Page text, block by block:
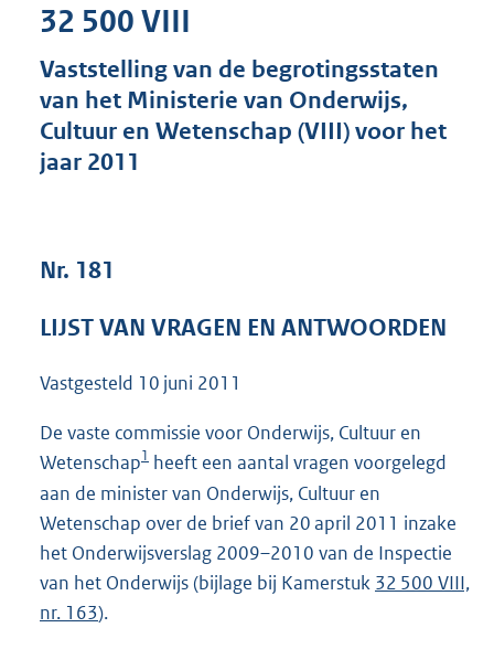
s
g
r
7
32 500 VIII
Vaststelling van de begrotingsstaten
van het Ministerie van Onderwijs,
Cultuur en Wetenschap (VIII) voor het
jaar 2011
Nr. 181
LIJST VAN VRAGEN EN ANTWOORDEN
Vastgesteld 10 juni 2011
De vaste commissie voor Onderwijs, Cultuur en
Wetenschap1 heeft een aantal vragen voorgelegd
aan de minister van Onderwijs, Cultuur en
Wetenschap over de brief van 20 april 2011 inzake
het Onderwijsverslag 2009–2010 van de Inspectie
van het Onderwijs (bijlage bij Kamerstuk 32 500 VIII,
nr. 163).